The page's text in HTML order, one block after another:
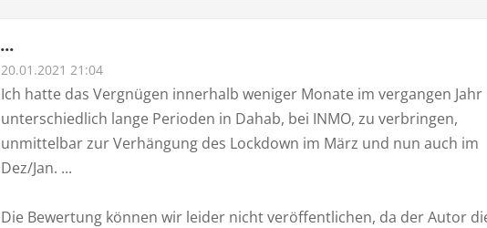
...
20.01.2021 21:04
Ich hatte das Vergnügen innerhalb weniger Monate im vergangen Jahr
unterschiedlich lange Perioden in Dahab, bei INMO, zu verbringen,
unmittelbar zur Verhängung des Lockdown im März und nun auch im
Dez/Jan. ...
Die Bewertung können wir leider nicht veröffentlichen, da der Autor